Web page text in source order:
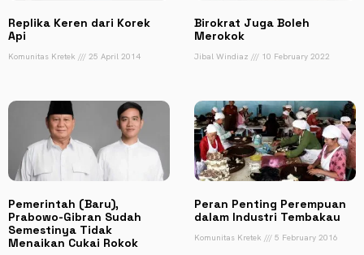
Replika Keren dari Korek
Api
Komunitas Kretek 25 April 2014
Birokrat Juga Boleh
Merokok
Jibal Windiaz 10 February 2022
Pemerintah (Baru),
Prabowo-Gibran Sudah
Semestinya Tidak
Menaikan Cukai Rokok
Peran Penting Perempuan
dalam Industri Tembakau
Komunitas Kretek 5 February 2016